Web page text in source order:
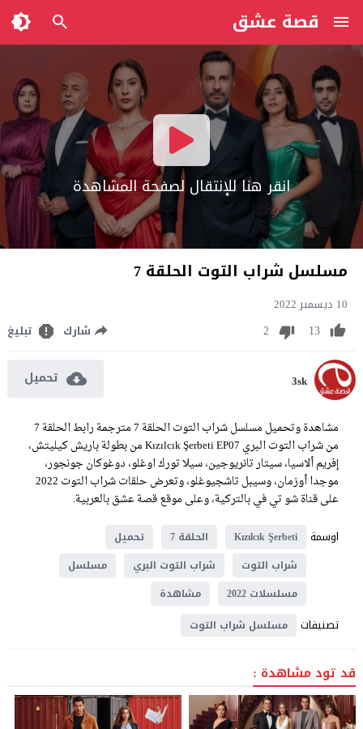
قصة عشق
انقر هنا للإنتقال لصفحة المشاهدة
مسلسل شراب التوت الحلقة 7
10 ديسمبر 2022
13
2 شارك تبليغ
3sk تحميل
مشاهدة وتحميل مسلسل شراب التوت الحلقة 7 مترجمة رابط الحلقة 7
من شراب التوت البري Kızılcık Şerbeti EP07 من بطولة باريش كيليتش،
إفريم ألاسيا، سيتار تانريوجين، سيلا تورك اوغلو، دوغوكان جونجور،
موجدا أوزمان، وسيبل تاشجيوغلو، وتعرض حلقات شراب التوت 2022
على قناة شو تي في بالتركية، وعلى موقع قصة عشق بالعربية.
اوسمة
Kızılcık Şerbeti الحلقة 7
تحميل
شراب التوت
شراب التوت البري
مسلسل
مسلسلات 2022
مشاهدة
تصنيفات مسلسل شراب التوت
قد تود مشاهدة :